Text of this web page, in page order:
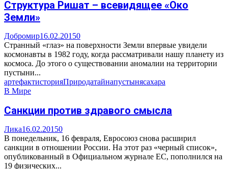
Структура Ришат – всевидящее «Око
Земли»
Добромир16.02.20150
Странный «глаз» на поверхности Земли впервые увидели
космонавты в 1982 году, когда рассматривали нашу планету из
космоса. До этого о существовании аномалии на территории
пустыни...
артефактисторияПриродатайнапустынясахара
В Мире
Санкции против здравого смысла
Лика16.02.20150
В понедельник, 16 февраля, Евросоюз снова расширил
санкции в отношении России. На этот раз «черный список»,
опубликованный в Официальном журнале ЕС, пополнился на
19 физических...